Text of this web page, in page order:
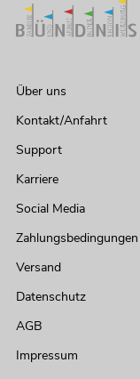
Über uns
Kontakt/Anfahrt
Support
Karriere
Social Media
Zahlungsbedingungen
Versand
Datenschutz
AGB
Impressum